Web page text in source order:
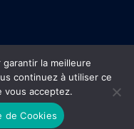
par UXL Themes
la meilleure
continuez à utiliser ce
vous acceptez.
de Cookies